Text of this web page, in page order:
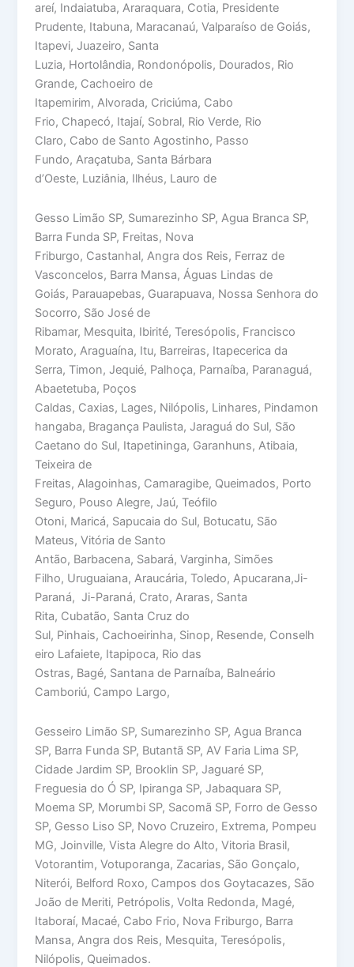
areí, Indaiatuba, Araraquara, Cotia, Presidente
Prudente, Itabuna, Maracanaú, Valparaíso de Goiás,
Itapevi, Juazeiro, Santa
Luzia, Hortolândia, Rondonópolis, Dourados, Rio
Grande, Cachoeiro de
Itapemirim, Alvorada, Criciúma, Cabo
Frio, Chapecó, Itajaí, Sobral, Rio Verde, Rio
Claro, Cabo de Santo Agostinho, Passo
Fundo, Araçatuba, Santa Bárbara
d’Oeste, Luziânia, Ilhéus, Lauro de
Gesso Limão SP, Sumarezinho SP, Agua Branca SP,
Barra Funda SP, Freitas, Nova
Friburgo, Castanhal, Angra dos Reis, Ferraz de
Vasconcelos, Barra Mansa, Águas Lindas de
Goiás, Parauapebas, Guarapuava, Nossa Senhora do
Socorro, São José de
Ribamar, Mesquita, Ibirité, Teresópolis, Francisco
Morato, Araguaína, Itu, Barreiras, Itapecerica da
Serra, Timon, Jequié, Palhoça, Parnaíba, Paranaguá,
Abaetetuba, Poços
Caldas, Caxias, Lages, Nilópolis, Linhares, Pindamon
hangaba, Bragança Paulista, Jaraguá do Sul, São
Caetano do Sul, Itapetininga, Garanhuns, Atibaia,
Teixeira de
Freitas, Alagoinhas, Camaragibe, Queimados, Porto
Seguro, Pouso Alegre, Jaú, Teófilo
Otoni, Maricá, Sapucaia do Sul, Botucatu, São
Mateus, Vitória de Santo
Antão, Barbacena, Sabará, Varginha, Simões
Filho, Uruguaiana, Araucária, Toledo, Apucarana,Ji-
Paraná, Ji-Paraná, Crato, Araras, Santa
Rita, Cubatão, Santa Cruz do
Sul, Pinhais, Cachoeirinha, Sinop, Resende, Conselh
eiro Lafaiete, Itapipoca, Rio das
Ostras, Bagé, Santana de Parnaíba, Balneário
Camboriú, Campo Largo,
Gesseiro Limão SP, Sumarezinho SP, Agua Branca
SP, Barra Funda SP, Butantã SP, AV Faria Lima SP,
Cidade Jardim SP, Brooklin SP, Jaguaré SP,
Freguesia do Ó SP, Ipiranga SP, Jabaquara SP,
Moema SP, Morumbi SP, Sacomã SP, Forro de Gesso
SP, Gesso Liso SP, Novo Cruzeiro, Extrema, Pompeu
MG, Joinville, Vista Alegre do Alto, Vitoria Brasil,
Votorantim, Votuporanga, Zacarias, São Gonçalo,
Niterói, Belford Roxo, Campos dos Goytacazes, São
João de Meriti, Petrópolis, Volta Redonda, Magé,
Itaboraí, Macaé, Cabo Frio, Nova Friburgo, Barra
Mansa, Angra dos Reis, Mesquita, Teresópolis,
Nilópolis, Queimados.